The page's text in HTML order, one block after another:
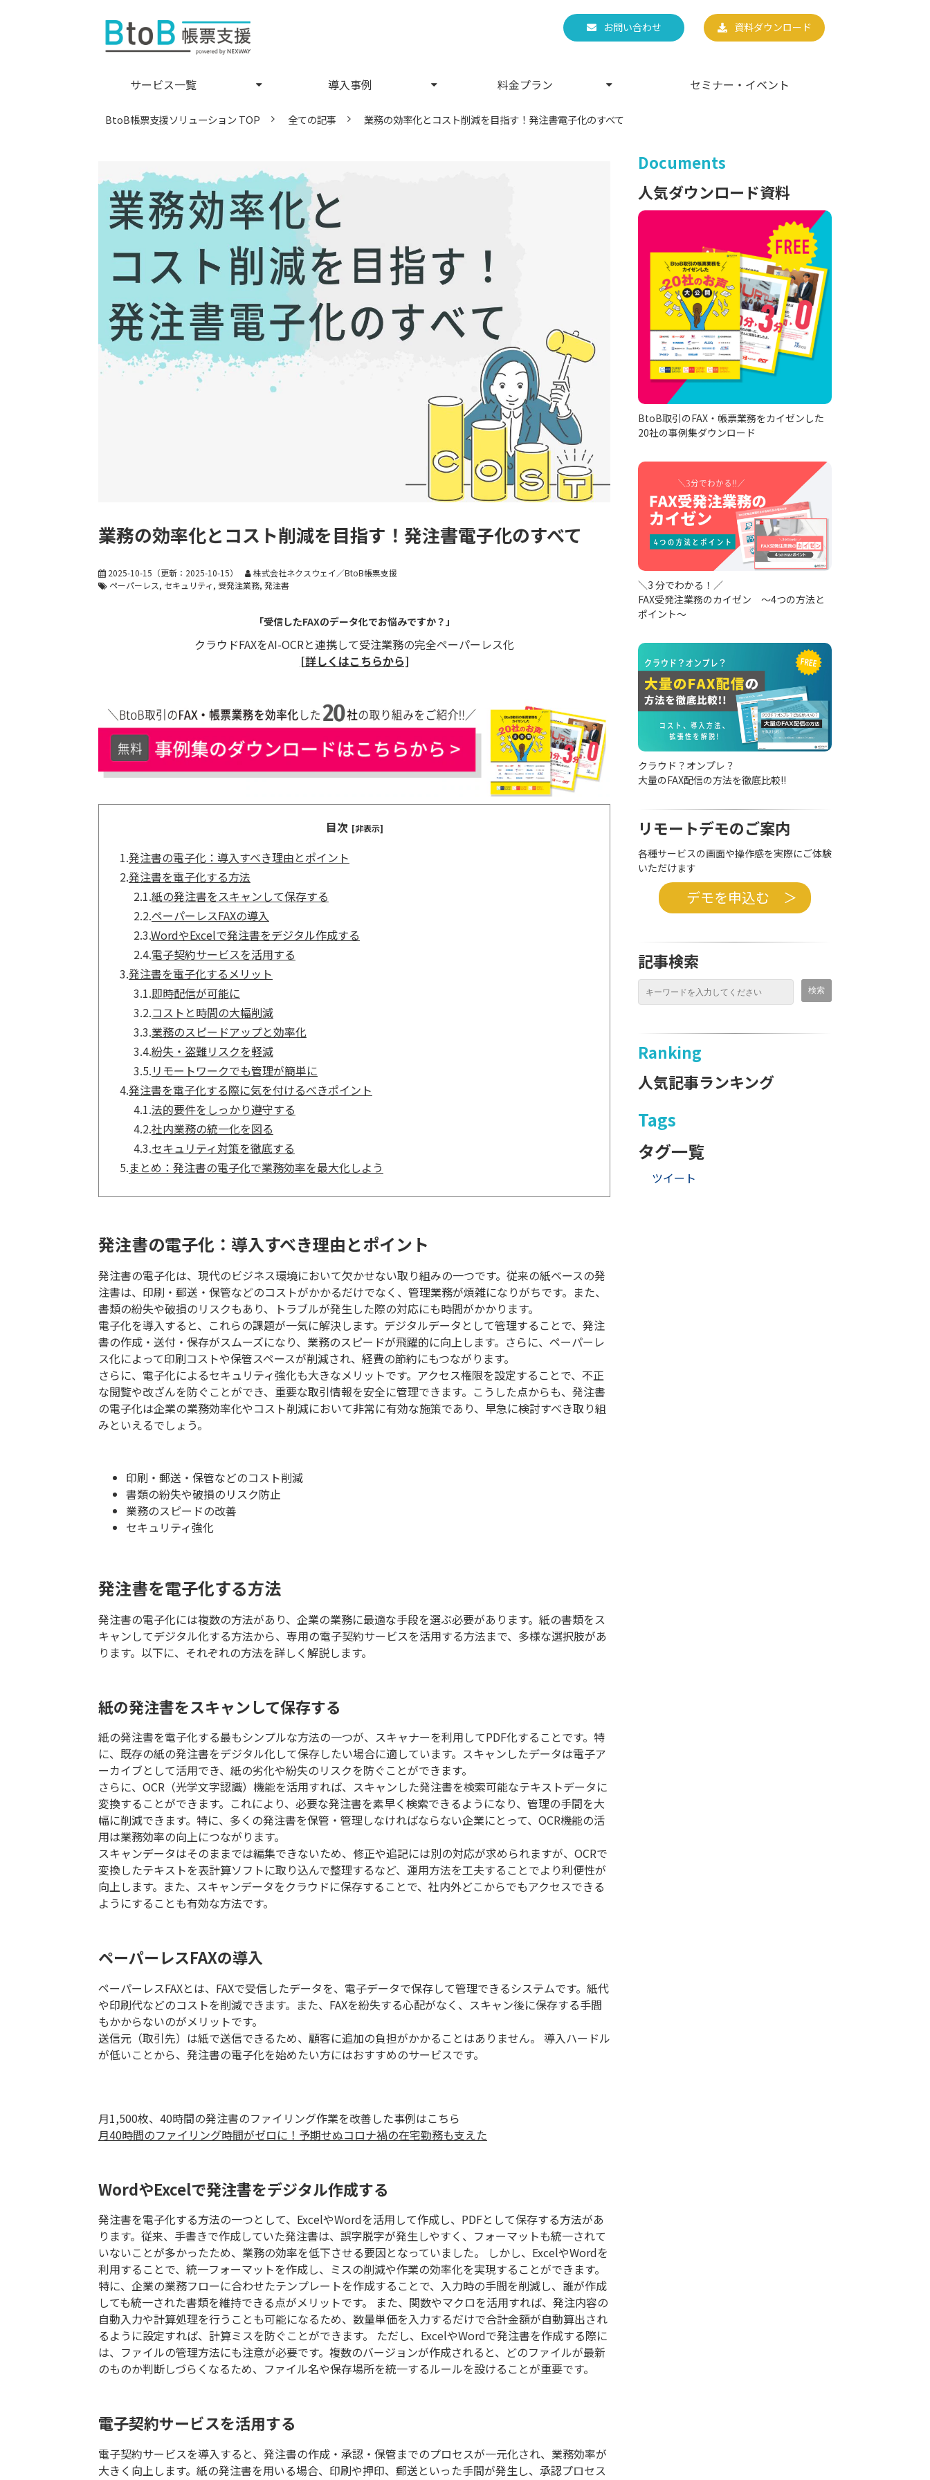
お問い合わせ 資料ダウンロード
サービス一覧 導入事例 料金プラン セミナー・イベント
BtoB帳票支援ソリューション TOP 全ての記事 業務の効率化とコスト削減を目指す！発注書電子化のすべて
業務の効率化とコスト削減を目指す！発注書電子化のすべて
2025-10-15 （更新： 2025-10-15）
株式会社ネクスウェイ／BtoB帳票支援
ペーパーレス セキュリティ 受発注業務 発注書
「受信したFAXのデータ化でお悩みですか？」
クラウドFAXをAI-OCRと連携して受注業務の完全ペーパーレス化
[詳しくはこちらから]
目次 [非表示]
1.発注書の電子化：導入すべき理由とポイント
2.発注書を電子化する方法
2.1.紙の発注書をスキャンして保存する
2.2.ペーパーレスFAXの導入
2.3.WordやExcelで発注書をデジタル作成する
2.4.電子契約サービスを活用する
3.発注書を電子化するメリット
3.1.即時配信が可能に
3.2.コストと時間の大幅削減
3.3.業務のスピードアップと効率化
3.4.紛失・盗難リスクを軽減
3.5.リモートワークでも管理が簡単に
4.発注書を電子化する際に気を付けるべきポイント
4.1.法的要件をしっかり遵守する
4.2.社内業務の統一化を図る
4.3.セキュリティ対策を徹底する
5.まとめ：発注書の電子化で業務効率を最大化しよう
発注書の電子化：導入すべき理由とポイント
発注書の電子化は、現代のビジネス環境において欠かせない取り組みの一つです。従来の紙ベースの発
注書は、印刷・郵送・保管などのコストがかかるだけでなく、管理業務が煩雑になりがちです。また、
書類の紛失や破損のリスクもあり、トラブルが発生した際の対応にも時間がかかります。
電子化を導入すると、これらの課題が一気に解決します。デジタルデータとして管理することで、発注
書の作成・送付・保存がスムーズになり、業務のスピードが飛躍的に向上します。さらに、ペーパーレ
ス化によって印刷コストや保管スペースが削減され、経費の節約にもつながります。
さらに、電子化によるセキュリティ強化も大きなメリットです。アクセス権限を設定することで、不正
な閲覧や改ざんを防ぐことができ、重要な取引情報を安全に管理できます。こうした点からも、発注書
の電子化は企業の業務効率化やコスト削減において非常に有効な施策であり、早急に検討すべき取り組
みといえるでしょう。
印刷・郵送・保管などのコスト削減
書類の紛失や破損のリスク防止
業務のスピードの改善
セキュリティ強化
発注書を電子化する方法
発注書の電子化には複数の方法があり、企業の業務に最適な手段を選ぶ必要があります。紙の書類をス
キャンしてデジタル化する方法から、専用の電子契約サービスを活用する方法まで、多様な選択肢があ
ります。以下に、それぞれの方法を詳しく解説します。
紙の発注書をスキャンして保存する
紙の発注書を電子化する最もシンプルな方法の一つが、スキャナーを利用してPDF化することです。特
に、既存の紙の発注書をデジタル化して保存したい場合に適しています。スキャンしたデータは電子ア
ーカイブとして活用でき、紙の劣化や紛失のリスクを防ぐことができます。
さらに、OCR（光学文字認識）機能を活用すれば、スキャンした発注書を検索可能なテキストデータに
変換することができます。これにより、必要な発注書を素早く検索できるようになり、管理の手間を大
幅に削減できます。特に、多くの発注書を保管・管理しなければならない企業にとって、OCR機能の活
用は業務効率の向上につながります。
スキャンデータはそのままでは編集できないため、修正や追記には別の対応が求められますが、OCRで
変換したテキストを表計算ソフトに取り込んで整理するなど、運用方法を工夫することでより利便性が
向上します。また、スキャンデータをクラウドに保存することで、社内外どこからでもアクセスできる
ようにすることも有効な方法です。
ペーパーレスFAXの導入
ペーパーレスFAXとは、FAXで受信したデータを、電子データで保存して管理できるシステムです。紙代
や印刷代などのコストを削減できます。また、FAXを紛失する心配がなく、スキャン後に保存する手間
もかからないのがメリットです。
送信元（取引先）は紙で送信できるため、顧客に追加の負担がかかることはありません。 導入ハードル
が低いことから、発注書の電子化を始めたい方にはおすすめのサービスです。
月1,500枚、40時間の発注書のファイリング作業を改善した事例はこちら
月40時間のファイリング時間がゼロに！予期せぬコロナ禍の在宅勤務も支えた
WordやExcelで発注書をデジタル作成する
発注書を電子化する方法の一つとして、ExcelやWordを活用して作成し、PDFとして保存する方法があ
ります。従来、手書きで作成していた発注書は、誤字脱字が発生しやすく、フォーマットも統一されて
いないことが多かったため、業務の効率を低下させる要因となっていました。 しかし、ExcelやWordを
利用することで、統一フォーマットを作成し、ミスの削減や作業の効率化を実現することができます。
特に、企業の業務フローに合わせたテンプレートを作成することで、入力時の手間を削減し、誰が作成
しても統一された書類を維持できる点がメリットです。 また、関数やマクロを活用すれば、発注内容の
自動入力や計算処理を行うことも可能になるため、数量単価を入力するだけで合計金額が自動算出され
るように設定すれば、計算ミスを防ぐことができます。 ただし、ExcelやWordで発注書を作成する際に
は、ファイルの管理方法にも注意が必要です。複数のバージョンが作成されると、どのファイルが最新
のものか判断しづらくなるため、ファイル名や保存場所を統一するルールを設けることが重要です。
電子契約サービスを活用する
電子契約サービスを導入すると、発注書の作成・承認・保管までのプロセスが一元化され、業務効率が
大きく向上します。紙の発注書を用いる場合、印刷や押印、郵送といった手間が発生し、承認プロセス
Documents
人気ダウンロード資料
BtoB取引のFAX・帳票業務をカイゼンした
20社の事例集ダウンロード
＼3 分でわかる！／
FAX受発注業務のカイゼン ～4つの方法と
ポイント～
クラウド？オンプレ？
大量のFAX配信の方法を徹底比較!!
リモートデモのご案内
各種サービスの画面や操作感を実際にご体験
いただけます
デモを申込む ＞
記事検索
Ranking
人気記事ランキング
Tags
タグ一覧
ツイート